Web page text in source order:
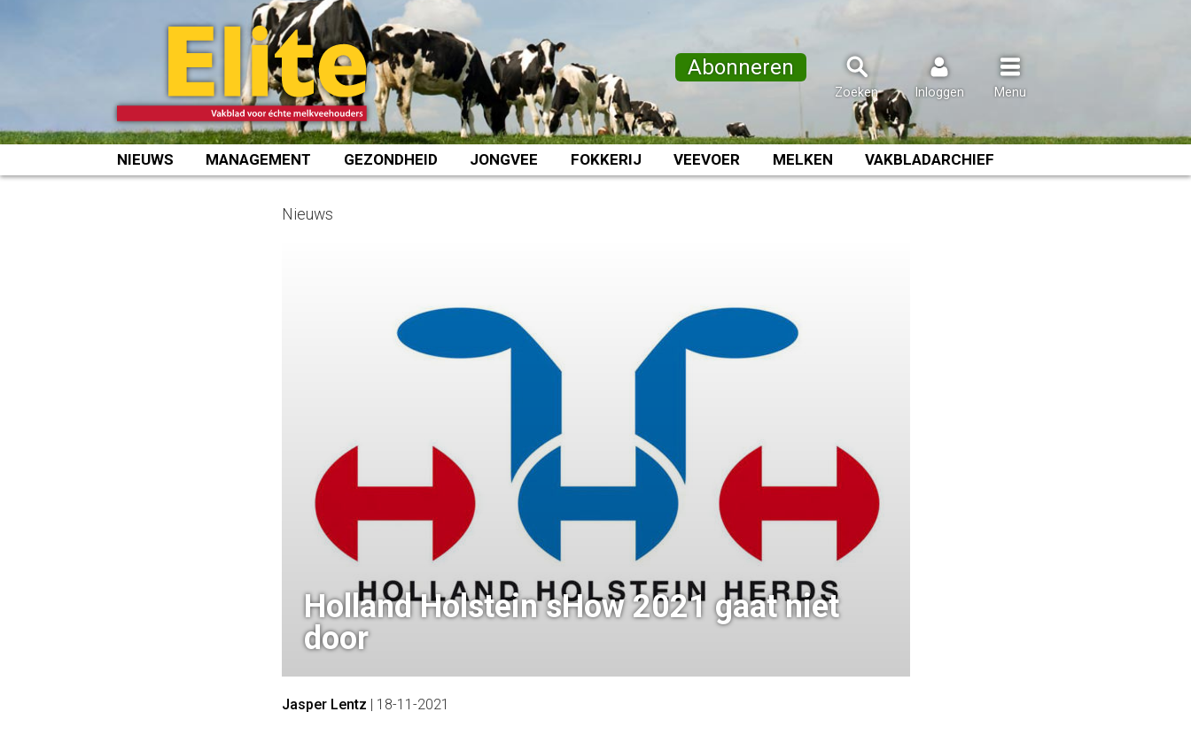
Abonneren
Zoeken Inloggen Menu
NIEUWS MANAGEMENT GEZONDHEID JONGVEE FOKKERIJ VEEVOER MELKEN VAKBLADARCHIEF
Nieuws
Holland Holstein sHow 2021 gaat niet
door
Jasper Lentz | 18-11-2021